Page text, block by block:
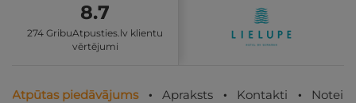
8.7
274 GribuAtpusties.lv klientu
vērtējumi
Atpūtas piedāvājums Apraksts Kontakti